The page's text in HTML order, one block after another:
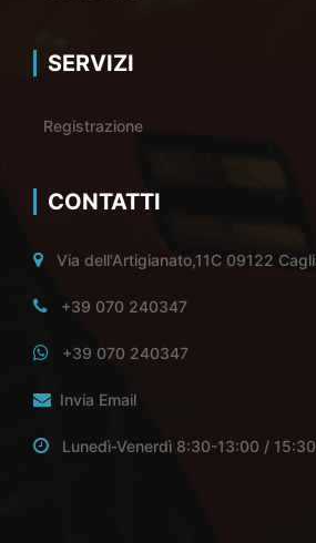
SERVIZI
Registrazione
CONTATTI
Via dell'Artigianato,11C 09122
+39 070 240347
+39 070 240347
Invia Email
Lunedì-Venerdì 8:30-13:00 /